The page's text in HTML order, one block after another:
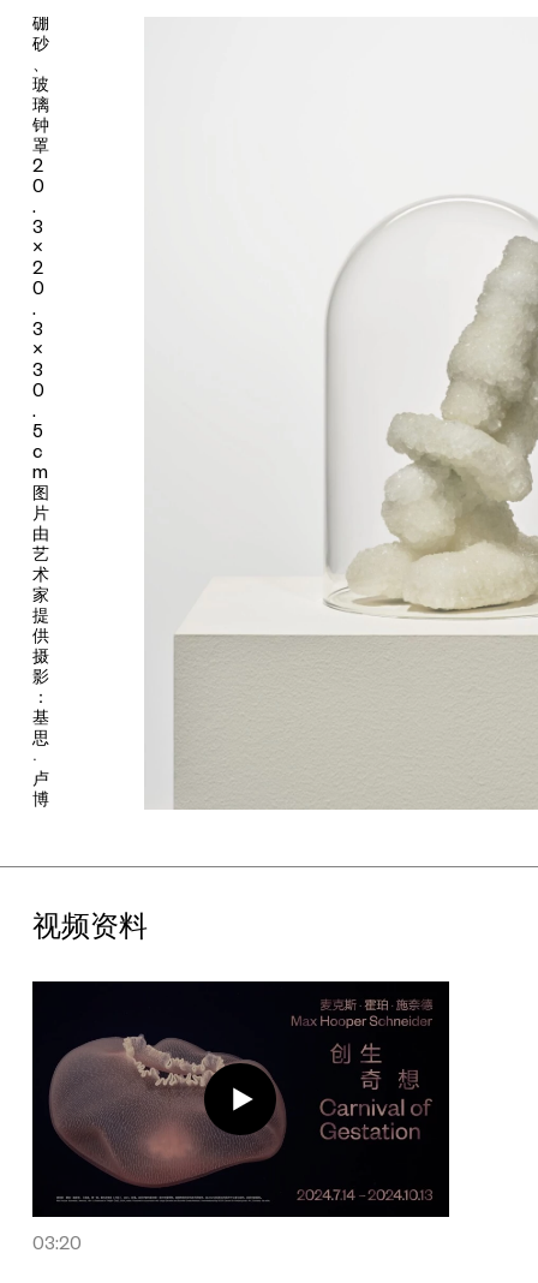
性，邀请观众从各自的视角对作品进行解读和想象。
本次展览中的各个展厅皆呈现了艺术家对不同物质的实验与诠释。
海洋生物、电镀铜植物、惰性气体、铀、黄油和硼砂等有机体和无
机体，在相互作用中不停地形成、转化，甚至自我毁灭，构成一个
迥异于美术馆中常见静态展品的活跃、动态的世界。展览围绕四个
核心主题展开：“界限”、“保藏”、“自创生”与“创伤极境”。关于“界
限”的讨论贯穿于整个展览中。艺术家认为，不同物质之间没有明
确的类别或等级，生与死、有机与无机、自然与人工、创造与毁灭
之间亦没有明晰的边界。比如“盛放的解剖台”系列中人造物与自然
造物的共存、“树突盆景”系列中植物材料在镀铜液体介入下以一种
新的形式生长、《嵌入神圣》中通过手术和戏剧化手法重组不同生
态系统（艺术家称为“跨栖息地”）的无机物和有机物，都在多种物
质的相互融合和渗透中，挑战人们对生态系统的既有分类。围绕
“保藏”，艺术家指出，即使看似稳定的事物也会随着时间改变，如
“有其父必有其子”系列中被硼砂晶体覆盖的、艺术家已故父亲的珍
爱藏品——古董显微镜，或是由UCCA委任创作的《黄油群落》
中形如人体器官的大块黄油，仿佛日渐衰落的文明，仅靠机器来维
持生命。此刻，它们被置于玻璃罩与冷藏柜内形成保护层，而随着
时间的流逝，微妙的变化仍会产生，这些物品终将变形或变质。霍
珀·施奈德以略带讽刺的手法展现人造物在地质时间尺度上的脆弱
性，触发观众对以物为中心的文化的反思。
展览进一步将视角转向“自创生”概念，关注艺术家对生命自我创造
和更新能力的思考。“等离子虚空”系列强调艺术家不再是作品的造
物主，而是与观众一同成为作品生命链条的一环——所有事物都
由相同的分子（物质）组成，因此具有同等的能力去行动或被行
动；从光秃的枝干到长出铜树突，再到质量随时间流逝而减轻，
“树突盆景”系列雕塑中的水果、蔬菜和灌木终将消失，只留下空空
的镀铜壳，犹如一具物质演化的残骸；在户外，形如跑步机的作品
《向生而行》则虚构了一个灾难性场面：烧焦的跑步机上，一条运
动裤被置于看似有毒的炭化金属物上，如同刚被挖掘出土的人类遗
产，在镀铜液的作用下显现新的身体结构；同样位于户外的作品
草的覆盖下受到自然力量的驱动，融入一个新的、充满生机的花园
“创伤极境”则在直面人类共同命运的同时，唤起人们对生命本身的
常现象，远看如水下雪花或塑料颗粒飘落的场景，在近观后发现是
一些被撕碎的“幸运纸条”，暗示着旧命运的打乱和新叙事的出现；
通常在吞食后即分解消失的胶囊，在《主的神殿》中化为水藻和虾
的保护壳，使得那些在人类世界中被用来维持生命的药丸，此时在
非人类世界也达到了同样的目的；大型装置作品《遗孤之地》呈现
一幅假想的荒芜景象，一座被沙漠吞噬的废弃房屋矗立其中，两个
玩偶坐在破败的房顶，他们像是过去世界幸存下来的生物，又或是
未来世界的先行者；此外，展览还呈现了霍珀·施奈德最新创作的影
像作品《海底，第一部：暮光生物》，作品基于他在一艘名为
深入光线几乎无法穿透的深海区域，展现了最神秘、极为罕见的无
硼
砂
玻
璃
钟
罩
2
0
.
3
×
2
0
.
3
×
3
0
.
5
c
m
图
片
由
艺
术
家
提
供
摄
影
：
基
思
·
卢
博
视频资料
03:20